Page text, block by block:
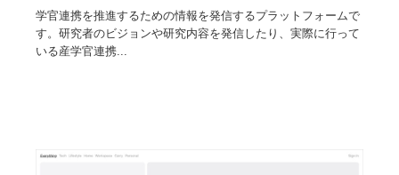
学官連携を推進するための情報を発信するプラットフォームで
す。研究者のビジョンや研究内容を発信したり、実際に行って
いる産学官連携...